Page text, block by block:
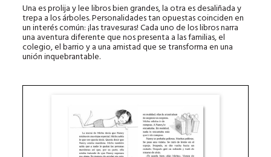
Una es prolija y lee libros bien grandes, la otra es desaliñada y
trepa a los árboles. Personalidades tan opuestas coinciden en
un interés común: ¡las travesuras! Cada uno de los libros narra
una aventura diferente que nos presenta a las familias, el
colegio, el barrio y a una amistad que se transforma en una
unión inquebrantable.